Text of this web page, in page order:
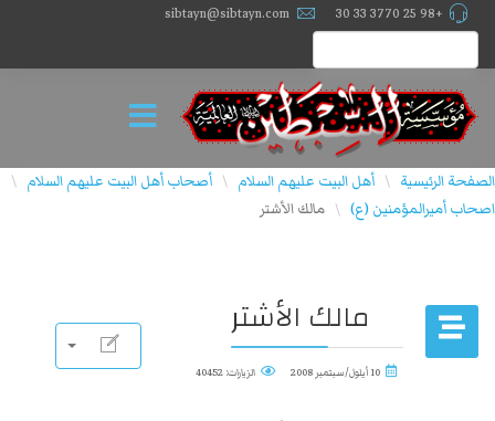
+98 25 3770 33 30
sibtayn@sibtayn.com
الصفحة الرئيسية \ أهل البيت عليهم السلام \ أصحاب أهل البيت علیهم السلام \
اصحاب أميرالمؤمنين (ع) \ مالك الأشتر
مالك الأشتر
10 أيلول/سبتمبر 2008 الزيارات: 40452